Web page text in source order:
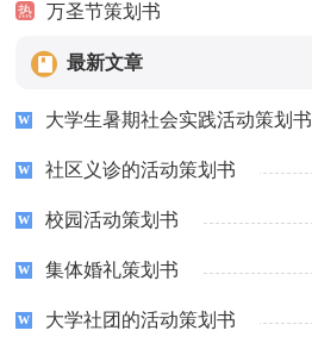
热 万圣节策划书
最新文章
大学生暑期社会实践活动策划书
社区义诊的活动策划书
校园活动策划书
集体婚礼策划书
大学社团的活动策划书